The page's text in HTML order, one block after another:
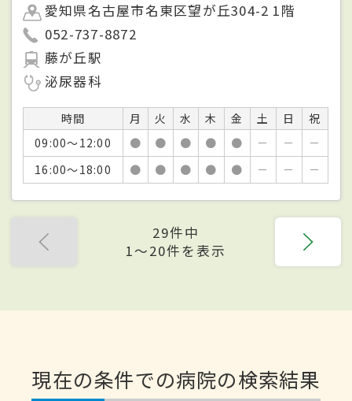
愛知県名古屋市名東区望が丘304-2 1階
052-737-8872
藤が丘駅
泌尿器科
時間 月 火 水 木 金 土 日
祝
09:00～12:00
● ● ● ● ● － －
－
16:00～18:00
● ● ● ● ● － － －
29件中
1〜20件を表示
現在の条件での病院の検索結果